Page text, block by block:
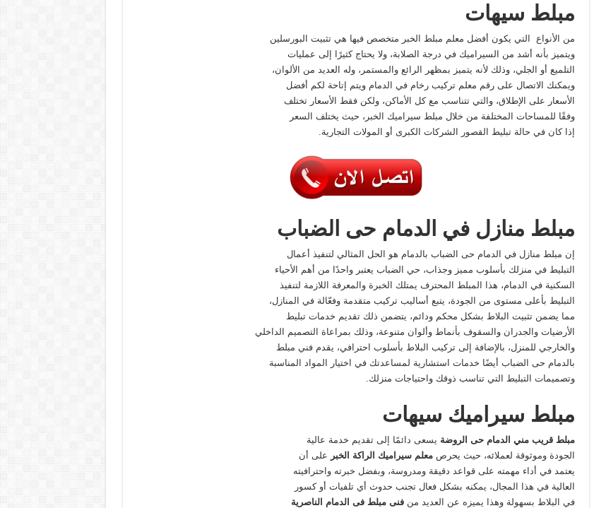
مبلط سيهات
من الأنواع التي يكون أفضل معلم مبلط الخبر متخصص فيها هي تثبيت البورسلين
ويتميز بأنه أشد من السيراميك في درجة الصلابة، ولا يحتاج كثيرًا إلى عمليات
التلميع أو الجلي، وذلك لأنه يتميز بمظهر الرائع والمستمر، وله العديد من الألوان،
ويمكنك الاتصال على رقم معلم تركيب رخام في الدمام ويتم إتاحة لكم أفضل
الأسعار على الإطلاق، والتي تتناسب مع كل الأماكن، ولكن فقط الأسعار تختلف
وفقًا للمساحات المختلفة من خلال مبلط سيراميك الخبر، حيث يختلف السعر
إذا كان في حالة تبليط القصور الشركات الكبرى أو المولات التجارية.
مبلط منازل في الدمام حى الضباب
إن مبلط منازل في الدمام حى الضباب بالدمام هو الحل المثالي لتنفيذ أعمال
التبليط في منزلك بأسلوب مميز وجذاب، حي الضباب يعتبر واحدًا من أهم الأحياء
السكنية في الدمام، هذا المبلط المحترف يمتلك الخبرة والمعرفة اللازمة لتنفيذ
التبليط بأعلى مستوى من الجودة، يتبع أساليب تركيب متقدمة وفعّالة في المنازل،
مما يضمن تثبيت البلاط بشكل محكم ودائم، يتضمن ذلك تقديم خدمات تبليط
الأرضيات والجدران والسقوف بأنماط وألوان متنوعة، وذلك بمراعاة التصميم الداخلي
والخارجي للمنزل، بالإضافة إلى تركيب البلاط بأسلوب احترافي، يقدم فني مبلط
بالدمام حى الضباب أيضًا خدمات استشارية لمساعدتك في اختيار المواد المناسبة
وتصميمات التبليط التي تناسب ذوقك واحتياجات منزلك.
مبلط سيراميك سيهات
مبلط قريب مني الدمام حى الروضة يسعى دائمًا إلى تقديم خدمة عالية
الجودة وموثوقة لعملائه، حيث يحرصمعلم سيراميك الراكة الخبر على أن
يعتمد في أداء مهمته على قواعد دقيقة ومدروسة، وبفضل خبرته واحترافيته
العالية في هذا المجال، يمكنه بشكل فعال تجنب حدوث أي تلفيات أو كسور
في البلاط بسهولة وهذا يميزه عن العديد منفنى مبلط فى الدمام الناصرية